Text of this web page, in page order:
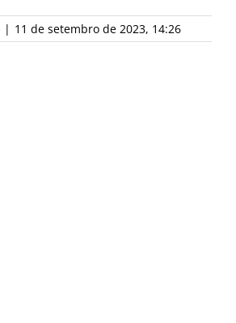
| 11 de setembro de 2023, 14:26